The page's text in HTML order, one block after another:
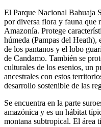
El Parque Nacional Bahuaja
por diversa flora y fauna que
Amazonía. Protege
húmeda (Pampas del Heath),
de los pantanos y el lobo
de Candamo. También se
culturales de los esenios, un
ancestrales con estos
desarrollo sostenible de las
Se encuentra en la parte
amazónica y es un hábitat
montana subtropical. El área